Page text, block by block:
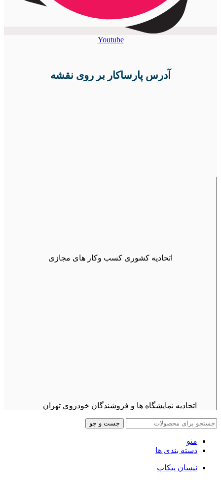
Youtube
آدرس پارساکار بر روی نقشه
اتحادیه کشوری کسب وکار های مجازی
اتحادیه نمایشگاه ها و فروشندگان خودروی تهران
جست و جو
منو
دسته بندی ها
نیسان پیکاپ